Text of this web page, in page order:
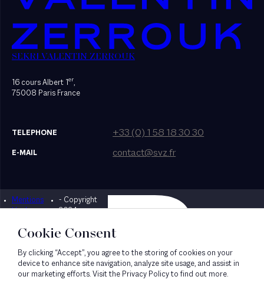
SEKRI VALENTIN ZERROUK
16 cours Albert 1er,
75008 Paris France
TELEPHONE +33 (0) 1 58 18 30 30
E-MAIL contact@svz.fr
Mentions
légales
- Copyright
2024
Designed by Bonhomme
Cookie Consent
By clicking “Accept”, you agree to the storing of cookies on your
device to enhance site navigation, analyze site usage, and assist in
our marketing efforts. Visit the Privacy Policy to find out more.